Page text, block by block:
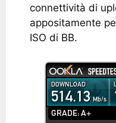
connettività di
appositamente
ISO di BB.